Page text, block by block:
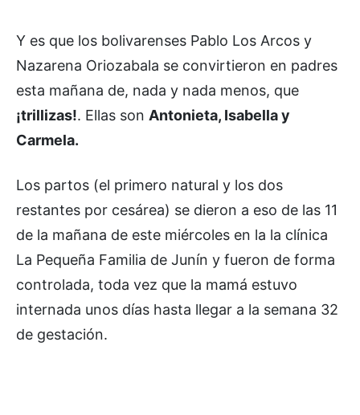
Y es que los bolivarenses Pablo Los Arcos y
Nazarena Oriozabala se convirtieron en padres
esta mañana de, nada y nada menos, que
¡trillizas!. Ellas son Antonieta, Isabella y
Carmela.
Los partos (el primero natural y los dos
restantes por cesárea) se dieron a eso de las 11
de la mañana de este miércoles en la la clínica
La Pequeña Familia de Junín y fueron de forma
controlada, toda vez que la mamá estuvo
internada unos días hasta llegar a la semana 32
de gestación.